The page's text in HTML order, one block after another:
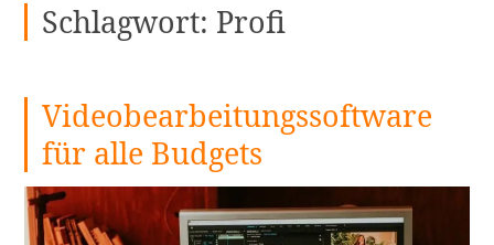
Schlagwort: Profi
Videobearbeitungssoftware
für alle Budgets